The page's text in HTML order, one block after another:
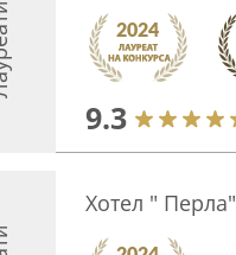
9.3
Хотел " Перла"